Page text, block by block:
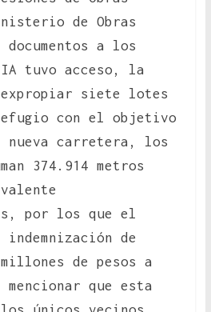
de Obras
documentos a los
tuvo acceso, la
expropiar siete lotes
con el objetivo
carretera, los
374.914 metros
por los que el
indemnización de
de pesos a
que esta